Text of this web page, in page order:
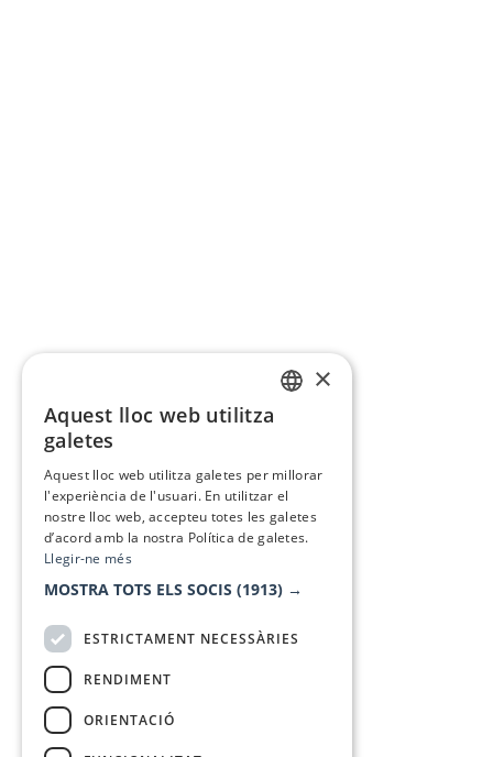
×
Aquest lloc web utilitza
galetes
Aquest lloc web utilitza galetes per millorar
l'experiència de l'usuari. En utilitzar el
nostre lloc web, accepteu totes les galetes
d’acord amb la nostra Política de galetes.
Llegir-ne més
MOSTRA TOTS ELS SOCIS (1913) →
ESTRICTAMENT NECESSÀRIES
RENDIMENT
ORIENTACIÓ